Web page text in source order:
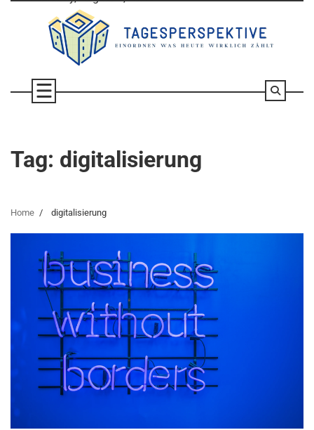
Tag: digitalisierung
Home digitalisierung